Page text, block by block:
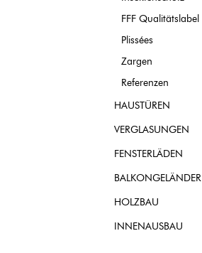
FFF Qualitätslabel
Plissées
Zargen
Referenzen
HAUSTÜREN
VERGLASUNGEN
FENSTERLÄDEN
BALKONGELÄNDER
HOLZBAU
INNENAUSBAU